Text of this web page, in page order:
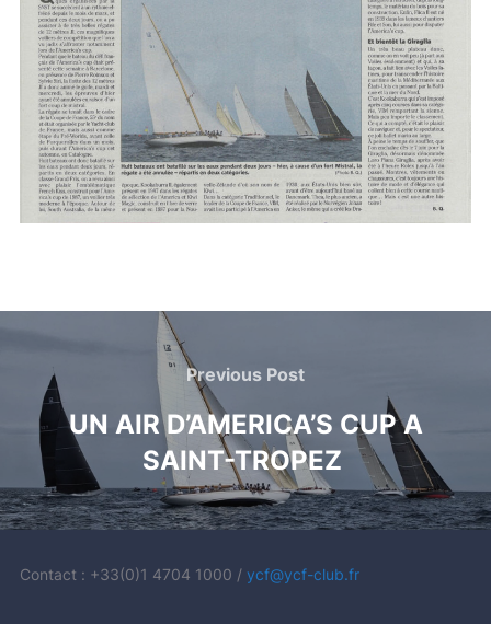
navigation
Previous
Previous Post
UN AIR D’AMERICA’S CUP A
SAINT-TROPEZ
Contact : +33(0)1 4704 1000 / ycf@ycf-club.fr